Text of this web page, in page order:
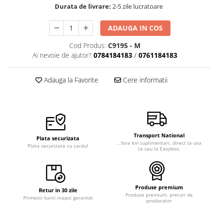
Durata de livrare: 2-5 zile lucratoare
ADAUGA IN COS
Cod Produs: C9195 - M
Ai nevoie de ajutor? 0784184183 / 0761184183
Adauga la Favorite Cere informatii
Plata securizata
Plata securizata cu cardul
Transport National
...fara km suplimentari, direct la usa
ta sau la Easybox.
Retur in 30 zile
Primesti banii inapoi garantat
Produse premium
Produse premium, preturi de
producator